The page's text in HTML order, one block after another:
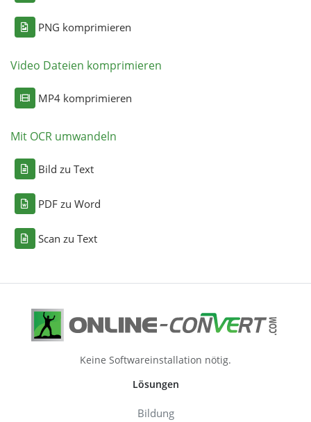
PNG komprimieren
Video Dateien komprimieren
MP4 komprimieren
Mit OCR umwandeln
Bild zu Text
PDF zu Word
Scan zu Text
Keine Softwareinstallation nötig.
Lösungen
Bildung